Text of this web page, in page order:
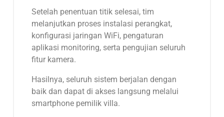
Setelah penentuan titik selesai, tim
melanjutkan proses instalasi perangkat,
konfigurasi jaringan WiFi, pengaturan
aplikasi monitoring, serta pengujian seluruh
fitur kamera.
Hasilnya, seluruh sistem berjalan dengan
baik dan dapat di akses langsung melalui
smartphone pemilik villa.